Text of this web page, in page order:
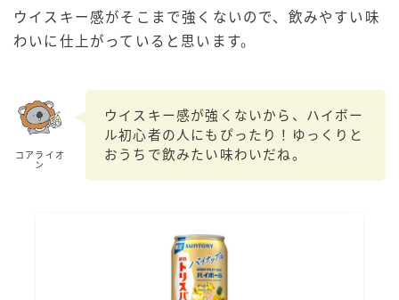
ウイスキー感がそこまで強くないので、飲みやすい味
わいに仕上がっていると思います。
コアライオ
ン
ウイスキー感が強くないから、ハイボー
ル初心者の人にもぴったり！ゆっくりと
おうちで飲みたい味わいだね。